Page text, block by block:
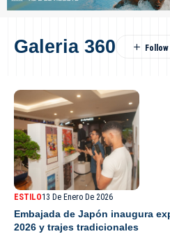
Galeria 360
ESTILO13 De Enero De 2026
Embajada de Japón inaugura
2026 y trajes tradicionales